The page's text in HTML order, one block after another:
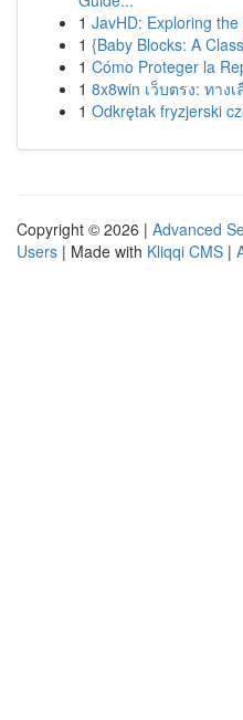
1 JavHD: Exploring
1 {Baby Blocks: A
1 Cómo Proteger la
1 8x8win เว็บตรง: ทาง
1 Odkrętak fryzjerski
Copyright © 2026 | Advanced
Users | Made with Kliqqi CMS |